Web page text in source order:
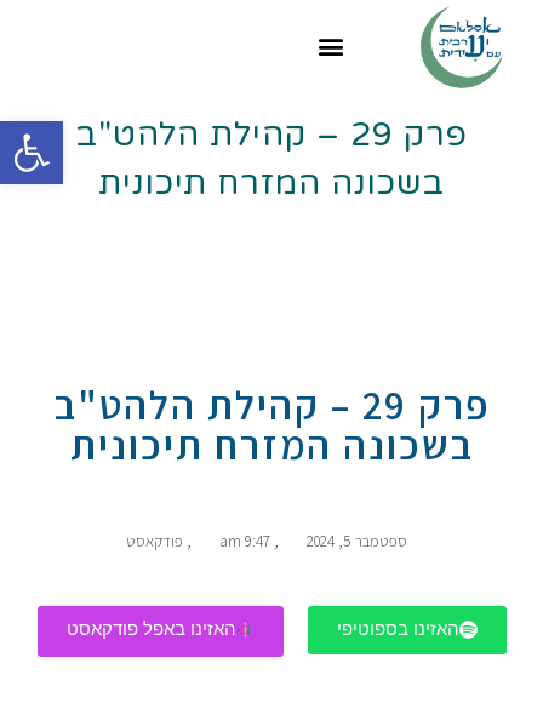
פרק 29 – קהילת הלהט"ב
בשכונה המזרח תיכונית
פרק 29 – קהילת הלהט"ב
בשכונה המזרח תיכונית
ספטמבר 5, 2024 ,
9:47 am
, פודקאסט
האזינו בספוטיפי האזינו באפל פודקאסט